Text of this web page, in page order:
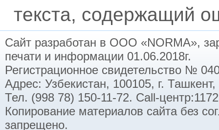
текста, содержащий
Сайт разработан в ООО «NORMA»,
печати и информации 01.06.2018г.
Регистрационное свидетельство №
Адрес: Узбекистан, 100105, г.
Тел. (998 78) 150-11-72. Call-
Копирование материалов сайта без
запрещено.